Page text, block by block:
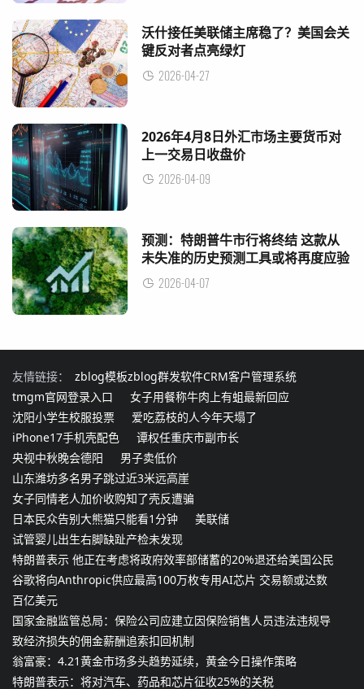
沃什接任美联储主席稳了？美国会关
键反对者点亮绿灯
2026-04-27
2026年4月8日外汇市场主要货币对
上一交易日收盘价
2026-04-09
预测：特朗普牛市行将终结 这款从
未失准的历史预测工具或将再度应验
2026-04-07
友情链接： zblog模板zblog群发软件CRM客户管理系统
tmgm官网登录入口
女子用餐称牛肉上有蛆最新回应
沈阳小学生校服投票
爱吃荔枝的人今年天塌了
iPhone17手机壳配色
谭权任重庆市副市长
央视中秋晚会德阳
男子卖低价
山东潍坊多名男子跳过近3米远高崖
女子同情老人加价收购知了壳反遭骗
日本民众告别大熊猫只能看1分钟
美联储
试管婴儿出生右脚缺趾产检未发现
特朗普表示 他正在考虑将政府效率部储蓄的20%退还给美国公民
谷歌将向Anthropic供应最高100万枚专用AI芯片 交易额或达数
百亿美元
国家金融监管总局：保险公司应建立因保险销售人员违法违规导
致经济损失的佣金薪酬追索扣回机制
翁富豪：4.21黄金市场多头趋势延续，黄金今日操作策略
特朗普表示：将对汽车、药品和芯片征收25%的关税